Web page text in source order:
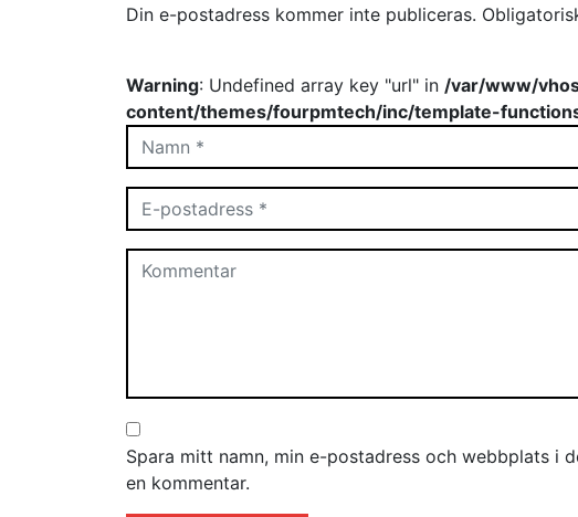
Din e-postadress kommer inte publiceras.
Warning: Undefined array key "url" in /var/www/
content/themes/fourpmtech/inc/template-
Spara mitt namn, min e-postadress och webbplats i
en kommentar.